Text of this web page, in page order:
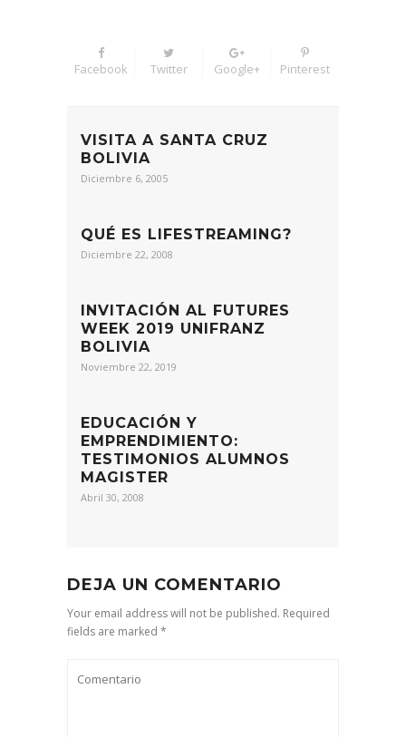
Facebook Twitter Google+ Pinterest
VISITA A SANTA CRUZ
BOLIVIA
Diciembre 6, 2005
QUÉ ES LIFESTREAMING?
Diciembre 22, 2008
INVITACIÓN AL FUTURES
WEEK 2019 UNIFRANZ
BOLIVIA
Noviembre 22, 2019
EDUCACIÓN Y
EMPRENDIMIENTO:
TESTIMONIOS ALUMNOS
MAGISTER
Abril 30, 2008
DEJA UN COMENTARIO
Your email address will not be published. Required
fields are marked *